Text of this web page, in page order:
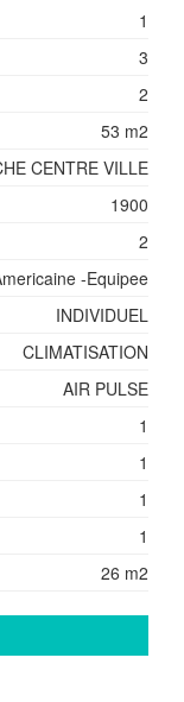
1
3
2
53 m2
CENTRE VILLE
1900
2
-Equipee
INDIVIDUEL
CLIMATISATION
AIR PULSE
1
1
1
1
26 m2